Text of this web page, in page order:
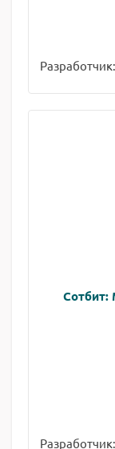
Разработчик:
Сотбит:
Разработчик: